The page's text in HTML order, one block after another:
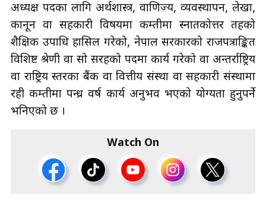
अध्यक्ष पदका लागि अर्थशास्त्र, वाणिज्य, व्यवस्थापन, लेखा,
कानून वा सहकारी विषयमा कम्तीमा स्नातकोत्तर तहको
शैक्षिक उपाधि हासिल गरेको, नेपाल सरकारको राजपत्राङ्कित
विशिष्ट श्रेणी वा सो सरहको पदमा कार्य गरेको वा अन्तर्राष्ट्रिय
वा राष्ट्रिय स्तरका बैंक वा वित्तीय संस्था वा सहकारी संस्थामा
रही कम्तीमा पन्ध्र वर्ष कार्य अनुभव भएको योग्यता हुनुपर्ने
भनिएको छ ।
Watch On